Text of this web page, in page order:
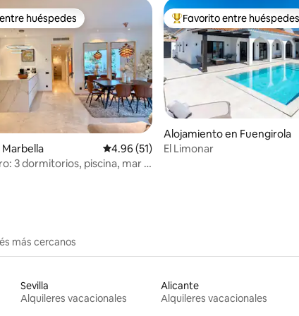
de 5, 13 reseñas
huéspedes
huéspedes
Calificación promedio: 4.96 de 5, 51
4.96 (51)
3 dormitorios, piscina, mar y
Favorito entre huéspedes
Favorito entre huéspedes
Alojamiento en Fuengirola
El Limonar
más cercanos
Sevilla
Alquileres vacacionales
Alicante
Alquileres vacacionales